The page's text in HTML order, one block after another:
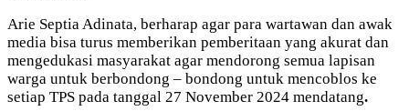
Arie Septia Adinata, berharap agar para wartawan dan awak
media bisa turus memberikan pemberitaan yang akurat dan
mengedukasi masyarakat agar mendorong semua lapisan
warga untuk berbondong – bondong untuk mencoblos ke
setiap TPS pada tanggal 27 November 2024 mendatang.